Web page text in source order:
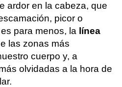
ardor en la cabeza, que
picor o
para menos, la línea
las zonas más
cuerpo y, a
olvidadas a la hora de